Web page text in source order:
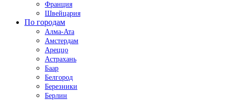
Франция
Швейцария
По городам
Алма-Ата
Амстердам
Ареццо
Астрахань
Баар
Белгород
Березники
Берлин